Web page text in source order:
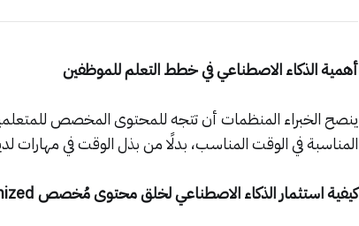
الجديد في عالم تعليم المنظمات
أهمية الذكاء الاصطناعي في خطط التعلم للموظفين
ينصح الخبراء المنظمات أن تتجه للمحتوى المخصص
المناسبة في الوقت المناسب، بدلًا من بذل الوقت في مهارات
كيفية استثمار الذكاء الاصطناعي لخلق محتوى مُخصص customized؟